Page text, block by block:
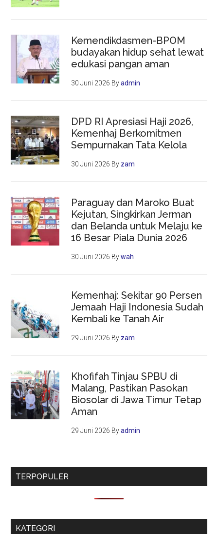
Kemendikdasmen-BPOM
budayakan hidup sehat lewat
edukasi pangan aman
30 Juni 2026 Byadmin
DPD RI Apresiasi Haji 2026,
Kemenhaj Berkomitmen
Sempurnakan Tata Kelola
30 Juni 2026 By zam
Paraguay dan Maroko Buat
Kejutan, Singkirkan Jerman
dan Belanda untuk Melaju ke
16 Besar Piala Dunia 2026
30 Juni 2026 Bywah
Kemenhaj: Sekitar 90 Persen
Jemaah Haji Indonesia Sudah
Kembali ke Tanah Air
29 Juni 2026 By zam
Khofifah Tinjau SPBU di
Malang, Pastikan Pasokan
Biosolar di Jawa Timur Tetap
Aman
29 Juni 2026 Byadmin
TERPOPULER
KATEGORI